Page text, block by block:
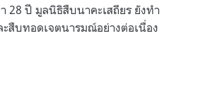
28 ปี มูลนิธิสืบนาคะเสถียร ยังทำ
สืบทอดเจตนารมณ์อย่างต่อเนื่อง